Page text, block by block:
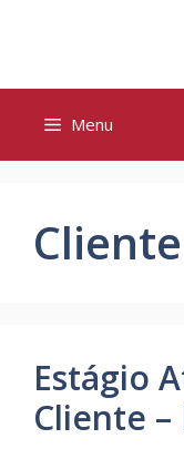
conteúdo
Menu
Cliente
Estágio
Cliente –